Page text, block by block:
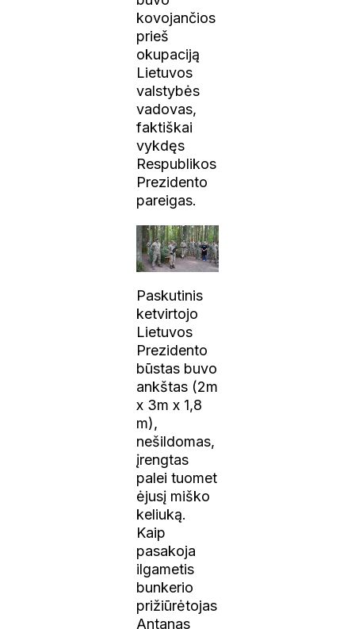
kovojančios
prieš
okupaciją
Lietuvos
valstybės
vadovas,
faktiškai
vykdęs
Respublikos
Prezidento
pareigas.
Paskutinis
ketvirtojo
Lietuvos
Prezidento
būstas buvo
ankštas (2m
x 3m x 1,8
m),
nešildomas,
įrengtas
palei tuomet
ėjusį miško
keliuką.
Kaip
pasakoja
ilgametis
bunkerio
prižiūrėtojas
Antanas